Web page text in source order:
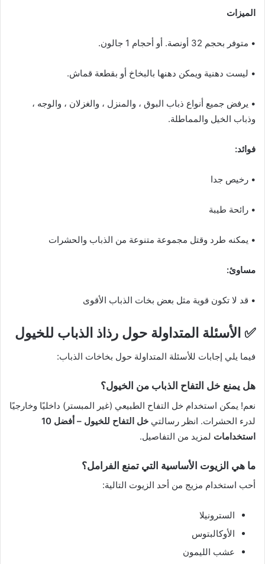
الميزات
• متوفر بحجم 32 أونصة. أو أحجام 1 جالون.
• ليست دهنية ويمكن دهنها بالبخاخ أو بقطعة قماش.
• يرفض جميع أنواع ذباب البوق ، والمنزل ، والغزلان ، والوجه ،
وذباب الخيل والمماطلة.
فوائد:
• رخيص جدا
• رائحة طيبة
• يمكنه طرد وقتل مجموعة متنوعة من الذباب والحشرات
مساوئ:
• قد لا تكون قوية مثل بعض بخات الذباب الأقوى
✅ الأسئلة المتداولة حول رذاذ الذباب للخيول
فيما يلي إجابات للأسئلة المتداولة حول بخاخات الذباب:
هل يمنع خل التفاح الذباب من الخيول؟
نعم! يمكن استخدام خل التفاح الطبيعي (غير المبستر) داخليًا وخارجيًا
لدرء الحشرات. انظر رسالتي
خل التفاح للخيول – أفضل 10
استخدامات لمزيد من التفاصيل.
ما هي الزيوت الأساسية التي تمنع الفرامل؟
أحب استخدام مزيج من أحد الزيوت التالية:
السترونيلا
الأوكالبتوس
عشب الليمون